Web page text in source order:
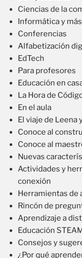
Ciencias de la
Informática y
Conferencias
Alfabetización
EdTech
Para profesores
Educación en
La Hora de
En el aula
El viaje de Leena
Conoce al
Conoce al
Nuevas
Actividades y
conexión
Herramientas de
Rincón de
Aprendizaje a
Educación
Consejos y
¿Por qué